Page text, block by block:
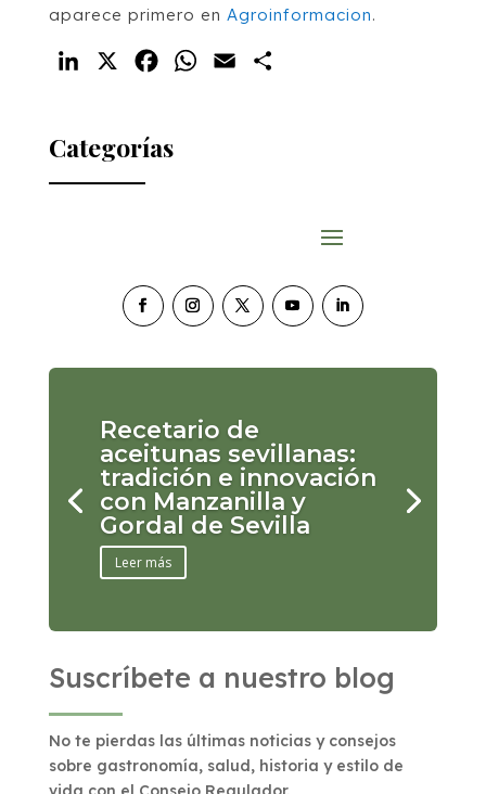
aparece primero en Agroinformacion.
LinkedIn FacebookWhatsApp
Email
Categorías
Recetario de
aceitunas sevillanas:
tradición e innovación
con Manzanilla y
Gordal de Sevilla
Leer más
Suscríbete a nuestro blog
No te pierdas las últimas noticias y consejos
sobre gastronomía, salud, historia y estilo de